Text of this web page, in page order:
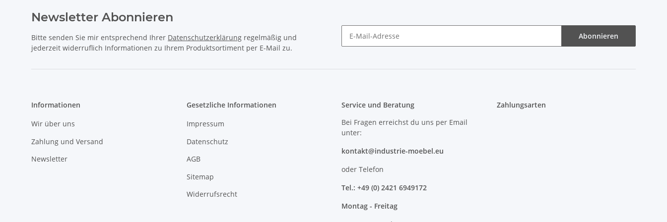
Newsletter Abonnieren
Bitte senden Sie mir entsprechend Ihrer Datenschutzerklärung regelmäßig und
jederzeit widerruflich Informationen zu Ihrem Produktsortiment per E-Mail zu.
Abonnieren
Informationen
Wir über uns
Zahlung und Versand
Newsletter
Gesetzliche Informationen
Impressum
Datenschutz
AGB
Sitemap
Widerrufsrecht
Service und Beratung
Bei Fragen erreichst du uns per Email
unter:
kontakt@industrie-moebel.eu
oder Telefon
Tel.: +49 (0) 2421 6949172
Montag - Freitag
Zahlungsarten